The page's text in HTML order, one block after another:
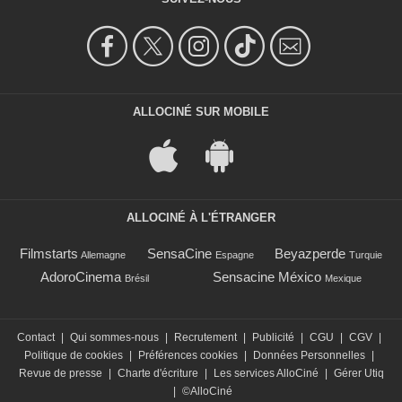
ALLOCINÉ SUR MOBILE
ALLOCINÉ À L'ÉTRANGER
Filmstarts Allemagne SensaCine Espagne Beyazperde Turquie
AdoroCinema Brésil Sensacine México Mexique
Contact | Qui sommes-nous | Recrutement | Publicité | CGU | CGV |
Politique de cookies | Préférences cookies | Données Personnelles |
Revue de presse
| Charte d'écriture | Les services AlloCiné | Gérer Utiq
| ©AlloCiné